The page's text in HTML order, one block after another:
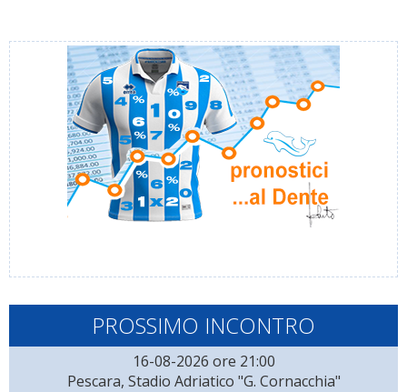
PROSSIMO INCONTRO
16-08-2026 ore 21:00
Pescara, Stadio Adriatico "G. Cornacchia"